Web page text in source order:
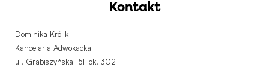
Kontakt
Dominika Królik
Kancelaria Adwokacka
ul. Grabiszyńska 151 lok. 302